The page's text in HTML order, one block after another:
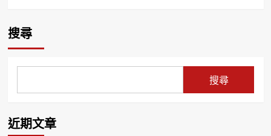
免
夕
防
搜尋
搜尋
近期文章